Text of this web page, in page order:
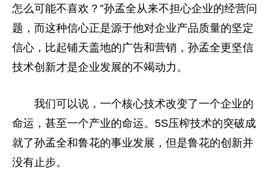
怎么可能不喜欢？”孙孟全从来不担心企业的经营问
题，而这种信心正是源于他对企业产品质量的坚定
信心，比起铺天盖地的广告和营销，孙孟全更坚信
技术创新才是企业发展的不竭动力。
我们可以说，一个核心技术改变了一个企业的
命运，甚至一个产业的命运。5S压榨技术的突破成
就了孙孟全和鲁花的事业发展，但是鲁花的创新并
没有止步。